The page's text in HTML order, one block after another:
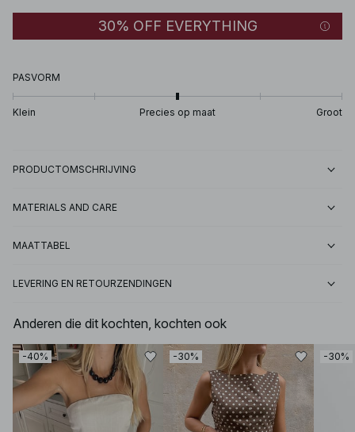
30% OFF EVERYTHING
PASVORM
Klein Precies op maat Groot
PRODUCTOMSCHRIJVING
MATERIALS AND CARE
MAATTABEL
LEVERING EN RETOURZENDINGEN
Anderen die dit kochten, kochten ook
-40% -30% -30%